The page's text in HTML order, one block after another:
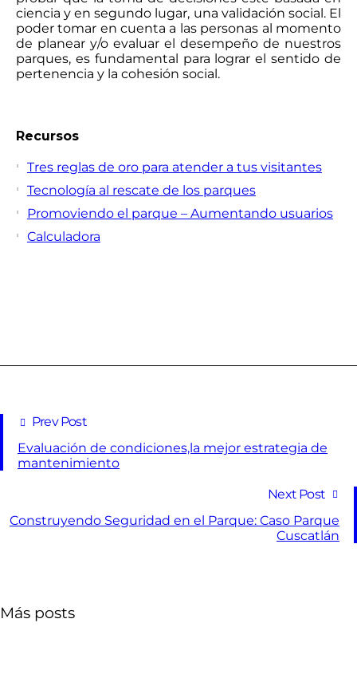
ciencia y en segundo lugar, una validación social. El
poder tomar en cuenta a las personas al momento
de planear y/o evaluar el desempeño de nuestros
parques, es fundamental para lograr el sentido de
pertenencia y la cohesión social.
Recursos
Tres reglas de oro para atender a tus visitantes
Tecnología al rescate de los parques
Promoviendo el parque – Aumentando usuarios
Calculadora
Prev Post
Evaluación de condiciones,la mejor estrategia de
mantenimiento
Next Post
Construyendo Seguridad en el Parque: Caso Parque
Cuscatlán
Más posts